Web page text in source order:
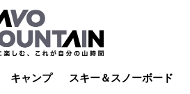
キャンプ スキー＆スノーボード